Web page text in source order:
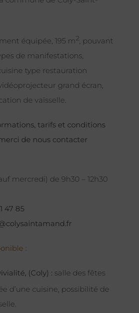
équipée, 195 m2 , pouvant
de manifestations,
type restauration
grand écran,
de vaisselle.
tarifs et conditions
de nous contacter
mercredi) de 9h30 – 12h30
47 85
:
(Coly) : salle des fêtes
d’une cuisine, possibilité de